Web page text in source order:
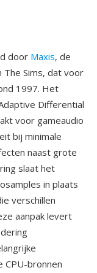
door Maxis, de
The Sims, dat voor
1997. Het
Differential
voor gameaudio
bij minimale
naast grote
slaat het
in plaats
verschillen
aanpak levert
bronnen